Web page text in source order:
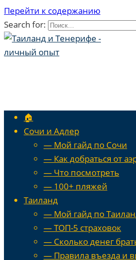
Перейти к содержанию
Search for:
🏠
Сочи и Адлер
— Мой гайд по Сочи
— Как добраться от
— Что посмотреть
— 100+ пляжей
Таиланд
— Мой гайд по
— ТОП-5 страховок
— Сколько денег
— Правила въезда и